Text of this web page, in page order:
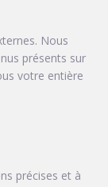
Nous
présents sur
votre entière
précises et à